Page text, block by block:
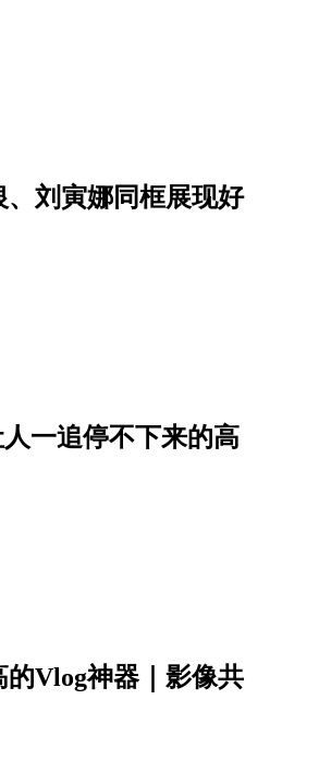
刘寅娜同框展现好
一追停不下来的高
Vlog神器｜影像共